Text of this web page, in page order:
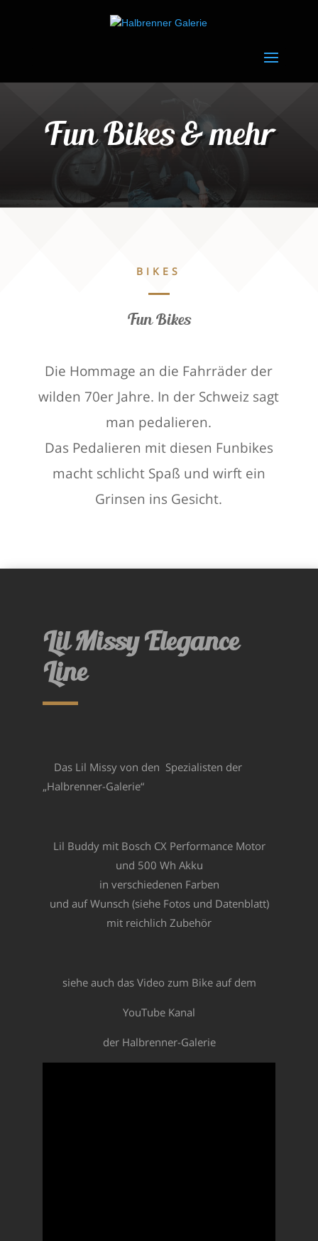
Fun Bikes & mehr
BIKES
Fun Bikes
Die Hommage an die Fahrräder der
wilden 70er Jahre. In der Schweiz sagt
man pedalieren.
Das Pedalieren mit diesen Funbikes
macht schlicht Spaß und wirft ein
Grinsen ins Gesicht.
Lil Missy Elegance
Line
Das Lil Missy von den Spezialisten der
„Halbrenner-Galerie“
Lil Buddy mit Bosch CX Performance Motor
und 500 Wh Akku
in verschiedenen Farben
und auf Wunsch (siehe Fotos und Datenblatt)
mit reichlich Zubehör
siehe auch das Video zum Bike auf dem
YouTube Kanal
der Halbrenner-Galerie